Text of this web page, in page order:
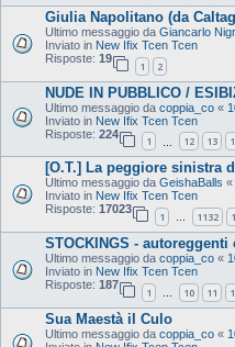
Giulia Napolitano (da
Ultimo messaggio da Giancarlo
Inviato in New Ifix Tcen Tcen
Risposte: 19
1 2
NUDE IN PUBBLICO /
Ultimo messaggio da coppia_co «
Inviato in New Ifix Tcen Tcen
Risposte: 224
1 12 13
[O.T.] La peggiore sinistra
Ultimo messaggio da GeishaBalls «
Inviato in New Ifix Tcen Tcen
Risposte: 17023
1 … 1132
STOCKINGS -
Ultimo messaggio da coppia_co «
Inviato in New Ifix Tcen Tcen
Risposte: 187
1 … 10 11
Sua Maestà il Culo
Ultimo messaggio da coppia_co «